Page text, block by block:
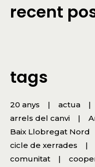
recent
tags
20 anys actua
arrels del canvi
Baix Llobregat Nord
cicle de xerrades
comunitat